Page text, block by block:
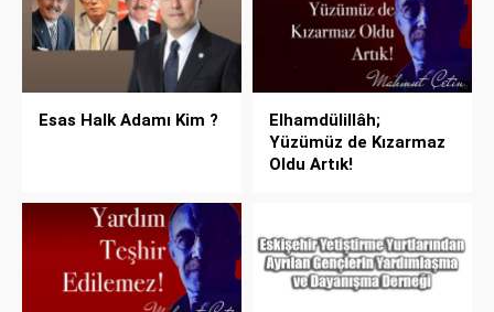
Esas Halk Adamı Kim ?
Elhamdülillâh;
Yüzümüz de Kızarmaz
Oldu Artık!